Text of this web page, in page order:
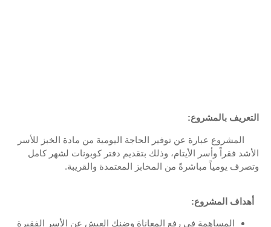
التعريف بالمشروع:
المشروع عبارة عن توفير الحاجة اليومية من مادة الخبز للأسر
الأشد فقراً وأسر الأيتام، وذلك بتقديم دفتر كوبونات لشهر كامل
وتصرف يومياً مباشرةً من المخابز المعتمدة والقريبة.
أهداف المشروع:
المساهمة في رفع المعاناة وضنك العيش عن الأسر الفقيرة